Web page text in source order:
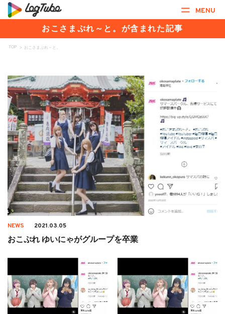
MENU
おこさまぷれ～と。が含まれた記事
TOP > おこさまぷれ～と。
NEWS 2021.03.05
おこぷれ ゆいにゃがグループを卒業